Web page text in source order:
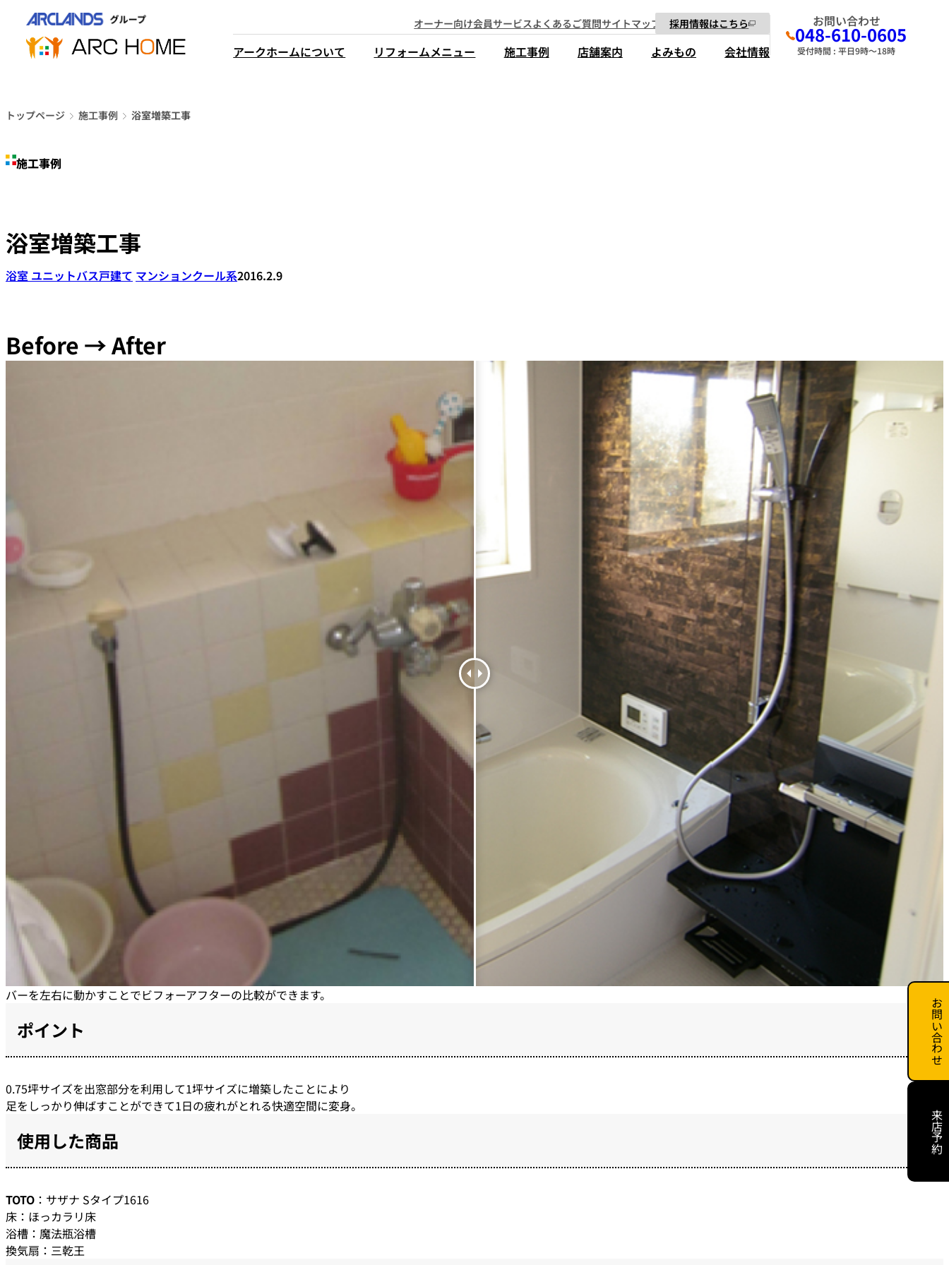
プ
オーナー向け会員サービスよくあるご質問サイトマップ 採用情報はこちら
アークホームについて リフォームメニュー 施工事例 店舗案内 よみもの 会社情報
お問い合わせ
048-610-0605
受付時間 : 平日9時～18時
営業時間は
平日9時から18時までと
なっております
トップページ 施工事例 浴室増築工事
施工事例
浴室増築工事
浴室 ユニットバス戸建て マンションクール系2016.2.9
Before → After
バーを左右に動かすことでビフォーアフターの比較ができます。
ポイント
0.75坪サイズを出窓部分を利用して1坪サイズに増築したことにより
足をしっかり伸ばすことができて1日の疲れがとれる快適空間に変身。
使用した商品
TOTO ：サザナ Sタイプ1616
床：ほっカラリ床
浴槽：魔法瓶浴槽
換気扇：三乾王
お問い合わせ
来店予約